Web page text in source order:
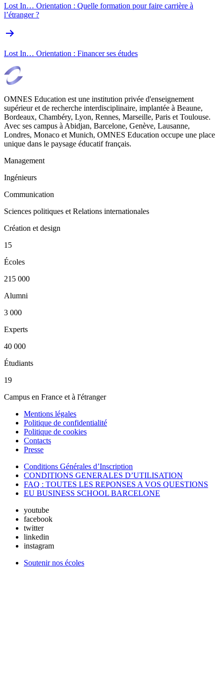
Lost In… Orientation : Quelle formation pour faire carrière à
l’étranger ?
Lost In… Orientation : Financer ses études
OMNES Education est une institution privée d'enseignement
supérieur et de recherche interdisciplinaire, implantée à Beaune,
Bordeaux, Chambéry, Lyon, Rennes, Marseille, Paris et Toulouse.
Avec ses campus à Abidjan, Barcelone, Genève, Lausanne,
Londres, Monaco et Munich, OMNES Education occupe une place
unique dans le paysage éducatif français.
Management
Ingénieurs
Communication
Sciences politiques et Relations internationales
Création et design
15
Écoles
215 000
Alumni
3 000
Experts
40 000
Étudiants
19
Campus en France et à l'étranger
Mentions légales
Politique de confidentialité
Politique de cookies
Contacts
Presse
Conditions Générales d’Inscription
CONDITIONS GENERALES D’UTILISATION
FAQ : TOUTES LES REPONSES A VOS QUESTIONS
EU BUSINESS SCHOOL BARCELONE
youtube
facebook
twitter
linkedin
instagram
Soutenir nos écoles